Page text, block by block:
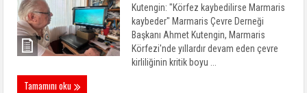
Kutengin: "Körfez kaybedilirse Marmaris
kaybeder" Marmaris Çevre Derneği
Başkanı Ahmet Kutengin, Marmaris
Körfezi'nde yıllardır devam eden çevre
kirliliğinin kritik boyu ...
Tamamını oku